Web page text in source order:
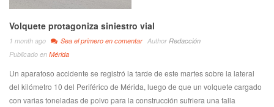
Volquete protagoniza siniestro vial
1 month ago Sea el primero en comentar Author Redacción
Publicado en Mérida
Un aparatoso accidente se registró la tarde de este martes sobre la lateral
del kilómetro 10 del Periférico de Mérida, luego de que un volquete cargado
con varias toneladas de polvo para la construcción sufriera una falla